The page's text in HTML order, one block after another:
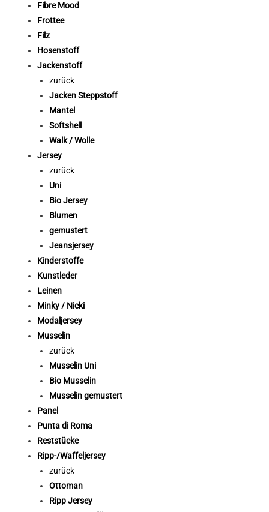
Fibre Mood
Frottee
Filz
Hosenstoff
Jackenstoff
zurück
Jacken Steppstoff
Mantel
Softshell
Walk / Wolle
Jersey
zurück
Uni
Bio Jersey
Blumen
gemustert
Jeansjersey
Kinderstoffe
Kunstleder
Leinen
Minky / Nicki
Modaljersey
Musselin
zurück
Musselin Uni
Bio Musselin
Musselin gemustert
Panel
Punta di Roma
Reststücke
Ripp-/Waffeljersey
zurück
Ottoman
Ripp Jersey